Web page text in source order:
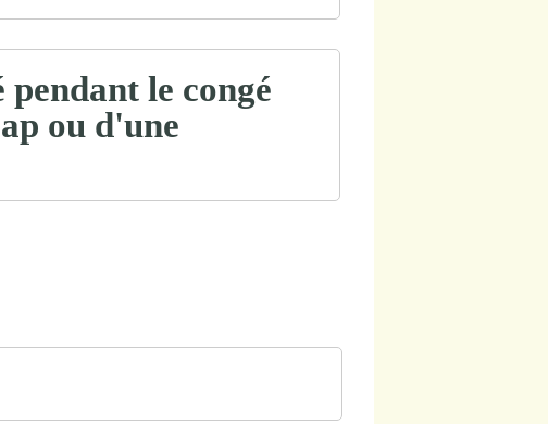
le congé
ou d'une